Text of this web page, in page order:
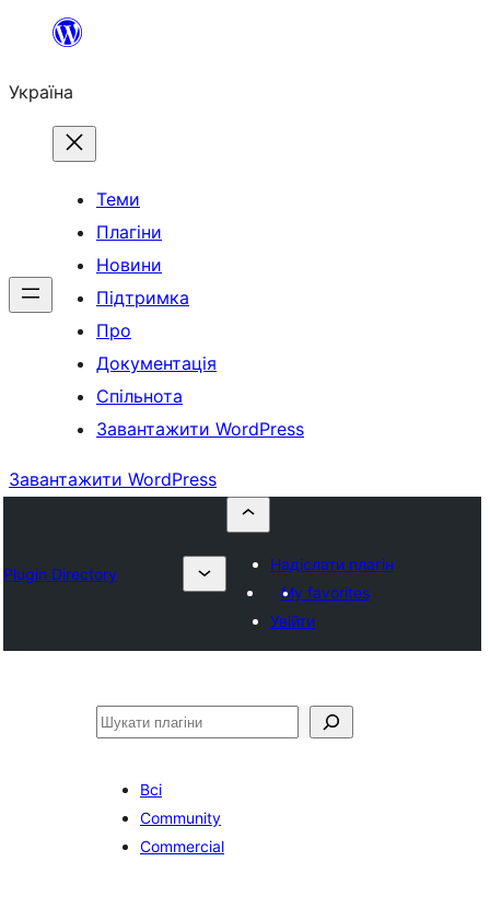
Перейти
вмісту
Україна
Теми
Плагіни
Новини
Підтримка
Про
Документація
Спільнота
Завантажити WordPress
Завантажити WordPress
Plugin Directory
Надіслати плагін
My favorites
Увійти
Пошук
Всі
Community
Commercial